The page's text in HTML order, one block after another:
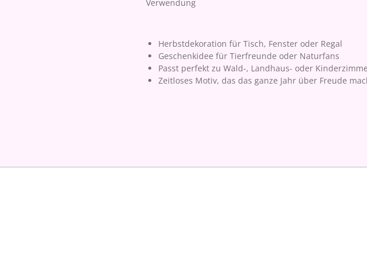
Verwendung
Herbstdekoration für Tisch, Fenster oder Regal
Geschenkidee für Tierfreunde oder Naturfans
Passt perfekt zu Wald-, Landhaus- oder
Zeitloses Motiv, das das ganze Jahr über Freude